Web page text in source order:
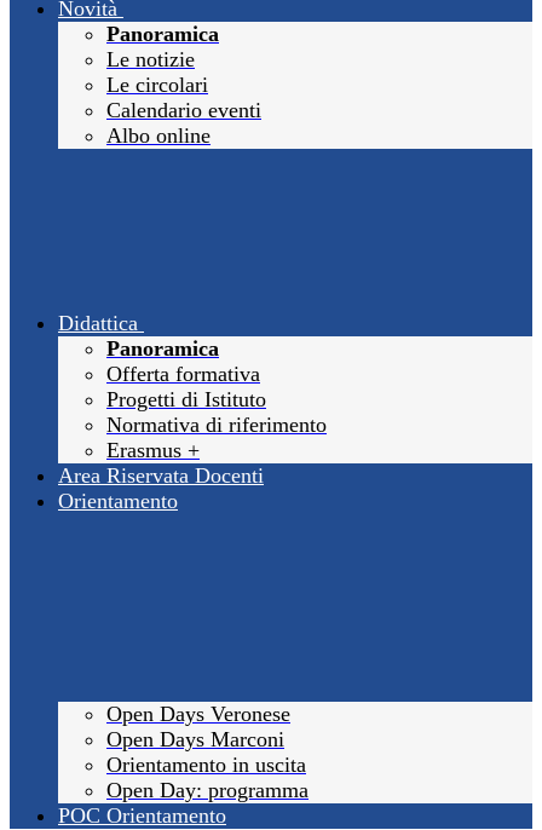
Novità
Panoramica
Le notizie
Le circolari
Calendario eventi
Albo online
Didattica
Panoramica
Offerta formativa
Progetti di Istituto
Normativa di riferimento
Erasmus +
Area Riservata Docenti
Orientamento
Open Days Veronese
Open Days Marconi
Orientamento in uscita
Open Day: programma
POC Orientamento